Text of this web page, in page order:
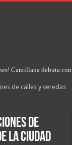
Cantillana debuta
de calles y veredas
de
la ciudad